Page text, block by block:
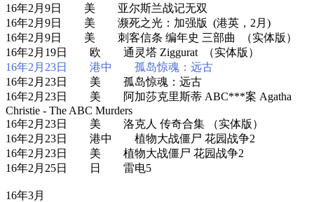
16年2月9日 美 亚尔斯兰战记无双
16年2月9日 美 濒死之光：加强版 (港英，2月)
16年2月9日 美 刺客信条 编年史 三部曲 （实体版）
16年2月19日 欧 通灵塔 Ziggurat （实体版）
16年2月23日 港中 孤岛惊魂：远古
16年2月23日 美 孤岛惊魂：远古
16年2月23日 美 阿加莎克里斯蒂 ABC***案 Agatha
Christie - The ABC Murders
16年2月23日 美 洛克人 传奇合集 （实体版）
16年2月23日 港中 植物大战僵尸 花园战争2
16年2月23日 美 植物大战僵尸 花园战争2
16年2月25日 日 雷电5
16年3月